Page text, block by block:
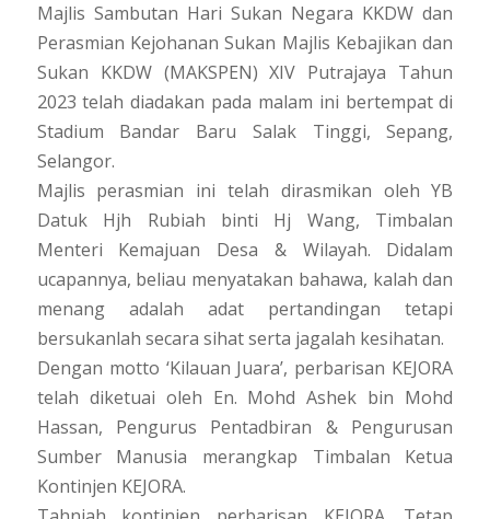
Majlis Sambutan Hari Sukan Negara KKDW dan
Perasmian Kejohanan Sukan Majlis Kebajikan dan
Sukan KKDW (MAKSPEN) XIV Putrajaya Tahun
2023 telah diadakan pada malam ini bertempat di
Stadium Bandar Baru Salak Tinggi, Sepang,
Selangor.
Majlis perasmian ini telah dirasmikan oleh YB
Datuk Hjh Rubiah binti Hj Wang, Timbalan
Menteri Kemajuan Desa & Wilayah. Didalam
ucapannya, beliau menyatakan bahawa, kalah dan
menang adalah adat pertandingan tetapi
bersukanlah secara sihat serta jagalah kesihatan.
Dengan motto ‘Kilauan Juara’, perbarisan KEJORA
telah diketuai oleh En. Mohd Ashek bin Mohd
Hassan, Pengurus Pentadbiran & Pengurusan
Sumber Manusia merangkap Timbalan Ketua
Kontinjen KEJORA.